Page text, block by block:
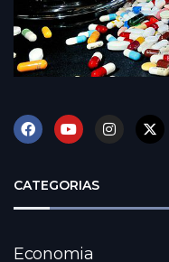
CATEGORIAS
Economia